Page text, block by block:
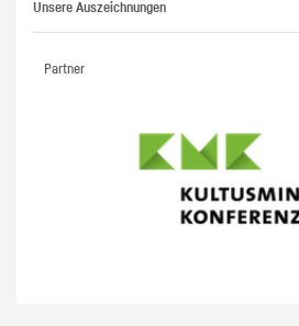
Unsere Auszeichnungen
Partner